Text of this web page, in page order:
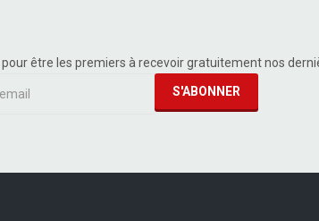
être les premiers à recevoir gratuitement nos